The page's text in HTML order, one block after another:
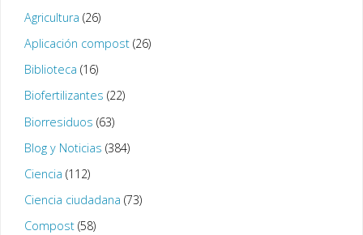
Agricultura (26)
Aplicación compost(26)
Biblioteca (16)
Biofertilizantes (22)
Biorresiduos (63)
Blog y Noticias (384)
Ciencia (112)
Ciencia ciudadana (73)
Compost(58)